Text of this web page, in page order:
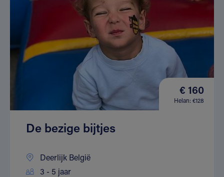
€ 160
Helan: €128
De bezige bijtjes
Deerlijk België
3 - 5 jaar